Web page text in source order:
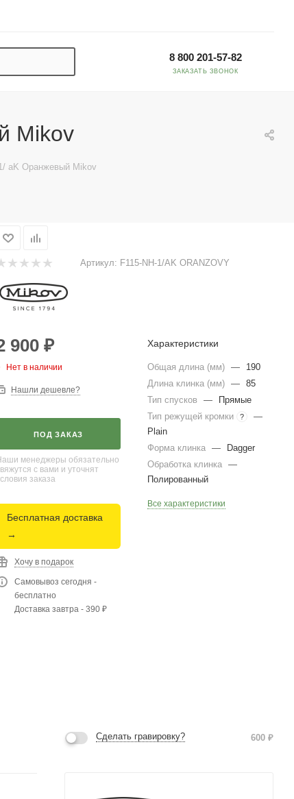
8 800 201-57-82
ЗАКАЗАТЬ ЗВОНОК
Mikov
aK Оранжевый Mikov
Артикул: F115-NH-1/AK ORANZOVY
900₽
Нет в наличии
Нашли дешевле?
ПОД ЗАКАЗ
менеджеры обязательно
с вами и уточнят
заказа
Бесплатная доставка
→
Хочу в подарок
Самовывоз сегодня -
бесплатно
Доставка завтра - 390 ₽
Характеристики
Общая длина (мм) —
190
Длина клинка (мм)
—
85
Тип спусков
—
Прямые
Тип режущей кромки
?
—
Plain
Форма клинка
—
Dagger
Обработка клинка
—
Полированный
Все характеристики
Сделать гравировку? 600 ₽